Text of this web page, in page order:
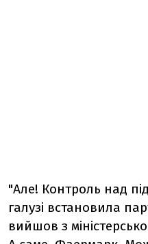
"Але! Контроль над
галузі встановила
вийшов з